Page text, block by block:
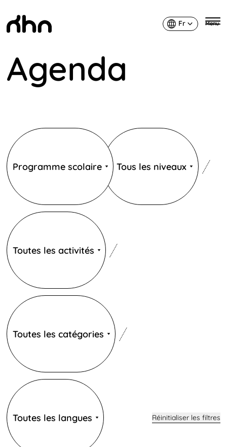
KHN
Français
Fr Menu
Agenda
Publics
Programme scolaire
Niveaux
Tous les niveaux
Catégories
Toutes les activités
Catégories
Toutes les catégories
Langues
Toutes les langues Réinitialiser les filtres